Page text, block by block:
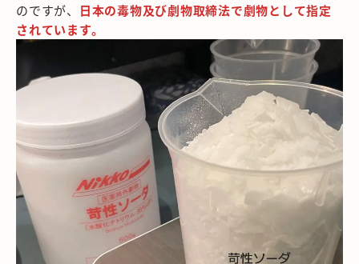
のですが、
日本の毒物及び劇物取締法で劇物として指定
されています。